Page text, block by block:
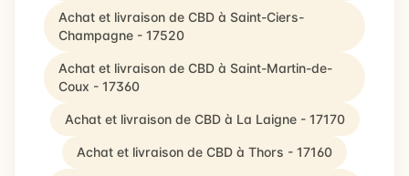
Achat et livraison de CBD à Saint-Ciers-
Champagne - 17520
Achat et livraison de CBD à Saint-Martin-de-
Coux - 17360
Achat et livraison de CBD à La Laigne - 17170
Achat et livraison de CBD à Thors - 17160